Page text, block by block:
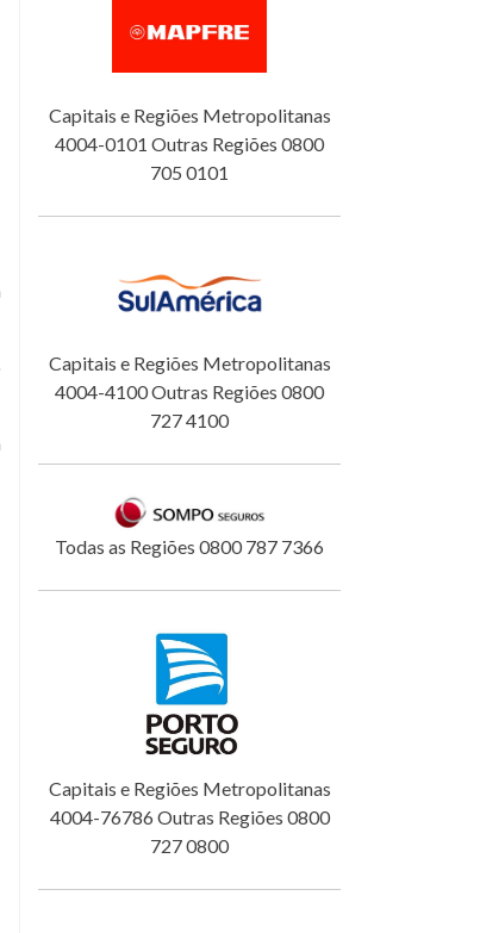
Capitais e Regiões Metropolitanas
4004-0101 Outras Regiões 0800
705 0101
Capitais e Regiões Metropolitanas
4004-4100 Outras Regiões 0800
727 4100
Todas as Regiões 0800 787 7366
Capitais e Regiões Metropolitanas
4004-76786 Outras Regiões 0800
727 0800